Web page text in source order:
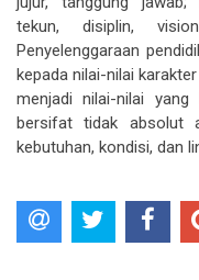
tekun, disiplin,
Penyelenggaraan
kepada nilai-nilai
menjadi nilai-nilai
bersifat tidak absolut
kebutuhan, kondisi, dan